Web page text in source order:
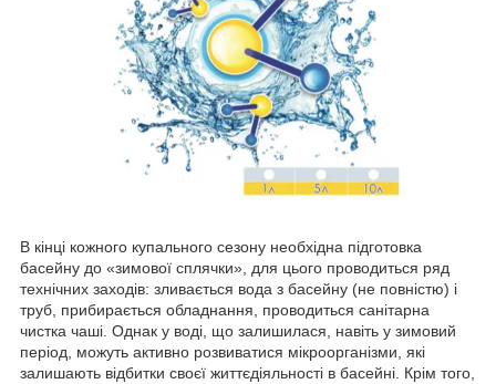
В кінці кожного купального сезону необхідна підготовка
басейну до «зимової сплячки», для цього проводиться ряд
технічних заходів: зливається вода з басейну (не повністю) і
труб, прибирається обладнання, проводиться санітарна
чистка чаші. Однак у воді, що залишилася, навіть у зимовий
період, можуть активно розвиватися мікроорганізми, які
залишають відбитки своєї життєдіяльності в басейні. Крім того,